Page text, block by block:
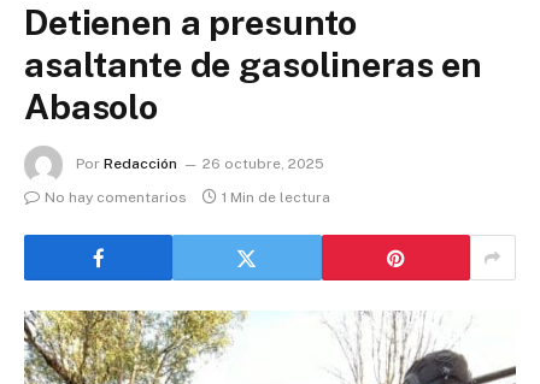
Detienen a presunto
asaltante de gasolineras en
Abasolo
Por Redacción
26 octubre, 2025
No hay comentarios
1 Min de lectura